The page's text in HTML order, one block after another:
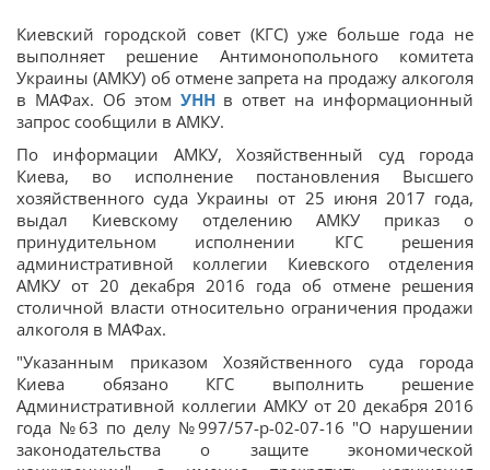
Киевский городской совет (КГС) уже больше года не
выполняет решение Антимонопольного комитета
Украины (АМКУ) об отмене запрета на продажу алкоголя
в МАФах. Об этом УННв ответ на информационный
запрос сообщили в АМКУ.
По информации АМКУ, Хозяйственный суд города
Киева, во исполнение постановления Высшего
хозяйственного суда Украины от 25 июня 2017 года,
выдал Киевскому отделению АМКУ приказ о
принудительном исполнении КГС решения
административной коллегии Киевского отделения
АМКУ от 20 декабря 2016 года об отмене решения
столичной власти относительно ограничения продажи
алкоголя в МАФах.
"Указанным приказом Хозяйственного суда города
Киева обязано КГС выполнить решение
Административной коллегии АМКУ от 20 декабря 2016
года №63 по делу №997/57-p-02-07-16 "О нарушении
законодательства о защите экономической